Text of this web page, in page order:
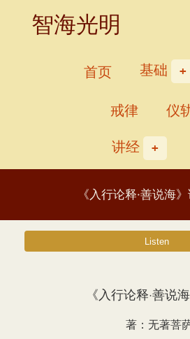
智海光明
首页 基础
戒律
仪
讲经
《入行论释·善说海
《入行论释·善说
著：无著菩